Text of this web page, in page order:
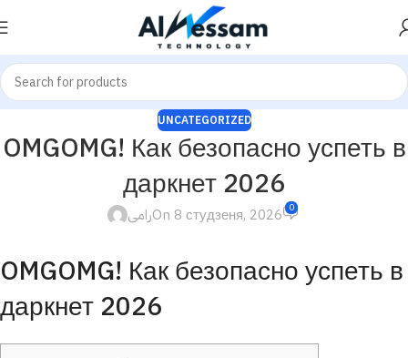
UNCATEGORIZED
OMGOMG! Как безопасно успеть в
даркнет 2026
رامىOn 8 студзеня, 2026 0
OMGOMG! Как безопасно успеть в
даркнет 2026